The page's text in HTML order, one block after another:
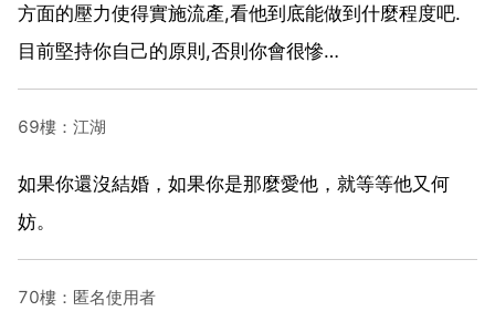
方面的壓力使得實施流產,看他到底能做到什麼程度吧.
目前堅持你自己的原則,否則你會很慘…
69樓：江湖
如果你還沒結婚，如果你是那麼愛他，就等等他又何
妨。
70樓：匿名使用者